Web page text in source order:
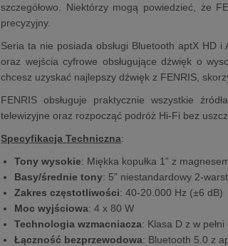
szczegółowo. Niektórzy mogą powiedzieć, że
precyzyjny.
Seria ta nie posiada obsługi Bluetooth aptX HD
oraz wejścia cyfrowe obsługujące dźwięk o
chcesz uzyskać najlepszy dźwięk z FENRIS,
FENRIS obsługuje praktycznie wszystkie
telewizyjne oraz rozpocząć podróż Hi-Fi bez
Specyfikacja Techniczna:
Tony wysokie: Miękka kopułka 1” z
Basy/średnie tony: 5” niestandardowy 2-
Zakres częstotliwości: 40-20.000 Hz (±6 dB)
Moc wyjściowa: 4 x 80 W
Technologia wzmacniacza: Klasa D z w
Łączność bezprzewodowa: Bluetooth 5.0 z